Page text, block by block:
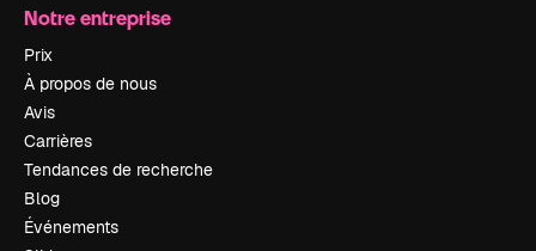
Notre entreprise
Prix
À propos de nous
Avis
Carrières
Tendances de recherche
Blog
Événements